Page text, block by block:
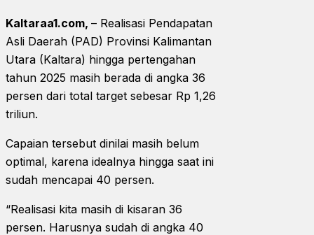
Kaltaraa1.com, – Realisasi Pendapatan
Asli Daerah (PAD) Provinsi Kalimantan
Utara (Kaltara) hingga pertengahan
tahun 2025 masih berada di angka 36
persen dari total target sebesar Rp 1,26
triliun.
Capaian tersebut dinilai masih belum
optimal, karena idealnya hingga saat ini
sudah mencapai 40 persen.
“Realisasi kita masih di kisaran 36
persen. Harusnya sudah di angka 40